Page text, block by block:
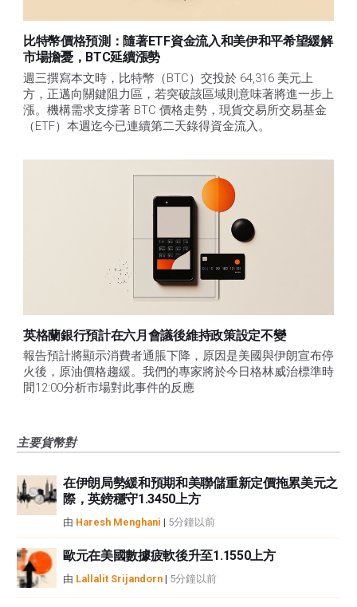
比特幣價格預測：隨著ETF資金流入和美伊和平希望緩解
市場擔憂，BTC延續漲勢
週三撰寫本文時，比特幣（BTC）交投於 64,316 美元上
方，正邁向關鍵阻力區，若突破該區域則意味著將進一步上
漲。機構需求支撐著 BTC 價格走勢，現貨交易所交易基金
（ETF）本週迄今已連續第二天錄得資金流入。
英格蘭銀行預計在六月會議後維持政策設定不變
報告預計將顯示消費者通脹下降，原因是美國與伊朗宣布停
火後，原油價格趨緩。我們的專家將於今日格林威治標準時
間12:00分析市場對此事件的反應
主要貨幣對
在伊朗局勢緩和預期和美聯儲重新定價拖累美元之
際，英鎊穩守1.3450上方
由 Haresh Menghani | 5分鐘以前
歐元在美國數據疲軟後升至1.1550上方
由 Lallalit Srijandorn | 5分鐘以前